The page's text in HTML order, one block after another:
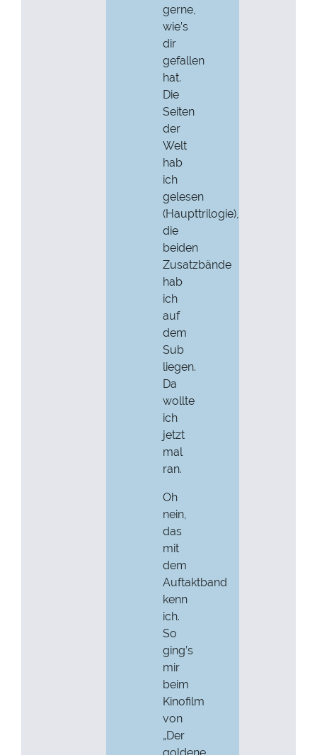
gerne,
wie’s
dir
gefallen
hat.
Die
Seiten
der
Welt
hab
ich
gelesen
(Haupttrilogie),
die
beiden
Zusatzbände
hab
ich
auf
dem
Sub
liegen.
Da
wollte
ich
jetzt
mal
ran.
Oh
nein,
das
mit
dem
Auftaktband
kenn
ich.
So
ging’s
mir
beim
Kinofilm
von
„Der